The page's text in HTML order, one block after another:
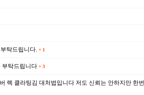
탁드립니다. + 1
부탁드립니다 + 3
렉 클라팅김 대처법입니다 저도 신뢰는 안하지만 한번